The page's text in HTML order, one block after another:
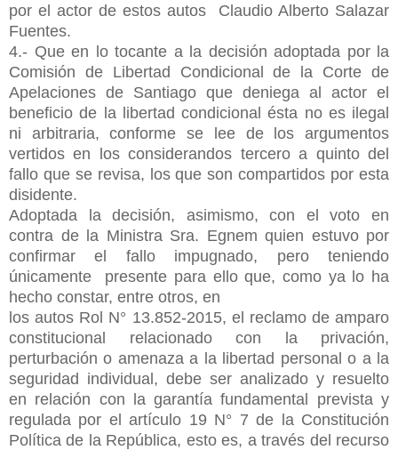
por el actor de estos autos Claudio Alberto Salazar
Fuentes.
4.- Que en lo tocante a la decisión adoptada por la
Comisión de Libertad Condicional de la Corte de
Apelaciones de Santiago que deniega al actor el
beneficio de la libertad condicional ésta no es ilegal
ni arbitraria, conforme se lee de los argumentos
vertidos en los considerandos tercero a quinto del
fallo que se revisa, los que son compartidos por esta
disidente.
Adoptada la decisión, asimismo, con el voto en
contra de la Ministra Sra. Egnem quien estuvo por
confirmar el fallo impugnado, pero teniendo
únicamente presente para ello que, como ya lo ha
hecho constar, entre otros, en
los autos Rol N° 13.852-2015, el reclamo de amparo
constitucional relacionado con la privación,
perturbación o amenaza a la libertad personal o a la
seguridad individual, debe ser analizado y resuelto
en relación con la garantía fundamental prevista y
regulada por el artículo 19 N° 7 de la Constitución
Política de la República, esto es, a través del recurso